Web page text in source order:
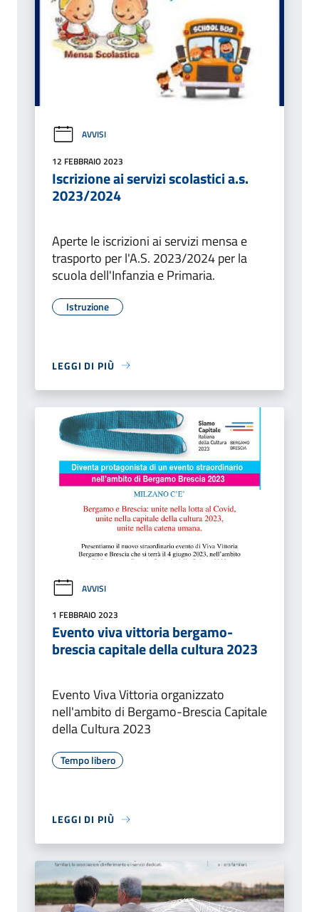
AVVISI
12 FEBBRAIO 2023
Iscrizione ai servizi scolastici a.s.
2023/2024
Aperte le iscrizioni ai servizi mensa e
trasporto per l'A.S. 2023/2024 per la
scuola dell'Infanzia e Primaria.
Istruzione
LEGGI DI PIÙ
AVVISI
1 FEBBRAIO 2023
Evento viva vittoria bergamo-
brescia capitale della cultura 2023
Evento Viva Vittoria organizzato
nell'ambito di Bergamo-Brescia Capitale
della Cultura 2023
Tempo libero
LEGGI DI PIÙ